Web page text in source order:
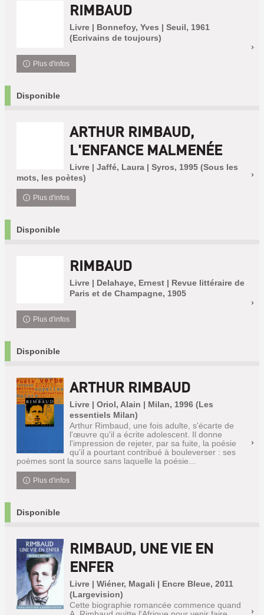
RIMBAUD
Livre | Bonnefoy, Yves | Seuil, 1961
(Ecrivains de toujours)
Plus d'infos
Disponible
ARTHUR RIMBAUD,
L'ENFANCE MALMENÉE
Livre | Jaffé, Laura | Syros, 1995 (Sous les
mots, les poètes)
Plus d'infos
Disponible
RIMBAUD
Livre | Delahaye, Ernest | Revue littéraire de
Paris et de Champagne, 1905
Plus d'infos
Disponible
ARTHUR RIMBAUD
Livre | Oriol, Alain | Milan, 1996 (Les
essentiels Milan)
Arthur Rimbaud, une fois adulte, s'écarte de
l'œuvre qu'il a écrite adolescent. Il donne
l'impression de rejeter, par sa fuite, la poésie
qu'il a pourtant contribué à bouleverser : ses
poèmes sont la source sans laquelle la poésie...
Plus d'infos
Disponible
RIMBAUD, UNE VIE EN
ENFER
Livre | Wiéner, Magali | Encre Bleue, 2011
(Largevision)
Cette biographie romancée commence quand